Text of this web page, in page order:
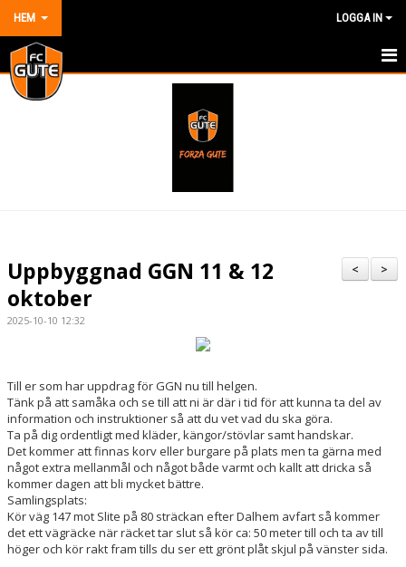
HEM LOGGA IN
HEM
DOKUMENT
VÅRA LAG/TRÄNARE
BILDGALLERI
>
<
Uppbyggnad GGN 11 & 12
oktober
2025-10-10 12:32
Till er som har uppdrag för GGN nu till helgen.
Tänk på att samåka och se till att ni är där i tid för att kunna ta del av
information och instruktioner så att du vet vad du ska göra.
Ta på dig ordentligt med kläder, kängor/stövlar samt handskar.
Det kommer att finnas korv eller burgare på plats men ta gärna med
något extra mellanmål och något både varmt och kallt att dricka så
kommer dagen att bli mycket bättre.
Samlingsplats:
Kör väg 147 mot Slite på 80 sträckan efter Dalhem avfart så kommer
det ett vägräcke när räcket tar slut så kör ca: 50 meter till och ta av till
höger och kör rakt fram tills du ser ett grönt plåt skjul på vänster sida.